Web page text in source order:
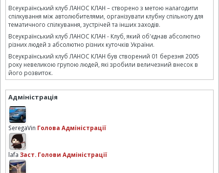
Всеукраїнський клуб ЛАНОС КЛАН – створено з метою налагодити
спілкування між автолюбителями, організувати клубну спільноту для
тематичного спілкування, зустрічей та інших заходів.
Всеукраїнський клуб ЛАНОС КЛАН - Клуб, який об'єднав абсолютно
різних людей з абсолютно різних куточків України.
Всеукраїнський клуб ЛАНОС КЛАН був створений 01 березня 2005
року невеликою групою людей, які зробили величезний внесок в
його розвиток.
Адміністрація
SeregaVin Голова Адміністрації
lafa Заст. Голови Адміністрації